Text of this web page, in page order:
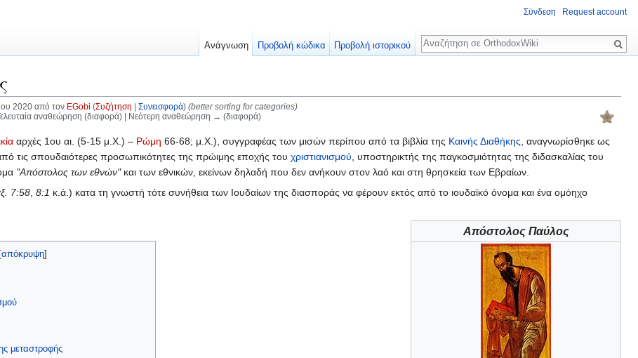
2020 από τον EGobi (Συζήτηση Συνεισφορά) (better sorting for categories)
αναθεώρηση (διαφορά) | Νεότερη αναθεώρηση → (διαφορά)
αρχές 1ου αι. (5-15 μ.Χ.) – Ρώμη 66-68; μ.Χ.), συγγραφέας των μισών περίπου από τα βιβλία της Καινής Διαθήκης , αναγνωρίσθηκε ως
τις σπουδαιότερες προσωπικότητες της πρώιμης εποχής του χριστιανισμού , υποστηρικτής της παγκοσμιότητας της διδασκαλίας του
"Απόστολος των εθνών"και των εθνικών, εκείνων δηλαδή που δεν ανήκουν στον λαό και στη θρησκεία των Εβραίων.
7:58 8:1 κ.ά.) κατα τη γνωστή τότε συνήθεια των Ιουδαίων της διασποράς να φέρουν εκτός από το ιουδαϊκό όνομα και ένα ομόηχο
Απόστολος Παύλος
[απόκρυψη]
μεταστροφής
Σύνδεση Request account
Ανάγνωση Προβολή κώδικα Προβολή ιστορικού
Αναζήτηση